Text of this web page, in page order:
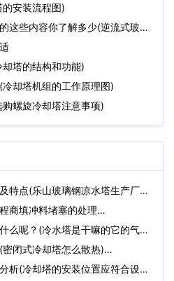
安装流程图)
这些内容你了解多少(逆流式玻璃
塔的结构和功能)
却塔机组的工作原理图)
螺旋冷却塔注意事项)
特点(乐山玻璃钢凉水塔生产厂家)
商填冲料堵塞的处理…
么呢？(冷水塔是干嘛的它的气有
闭式冷却塔怎么散热)…
析(冷却塔的安装位置应符合设计